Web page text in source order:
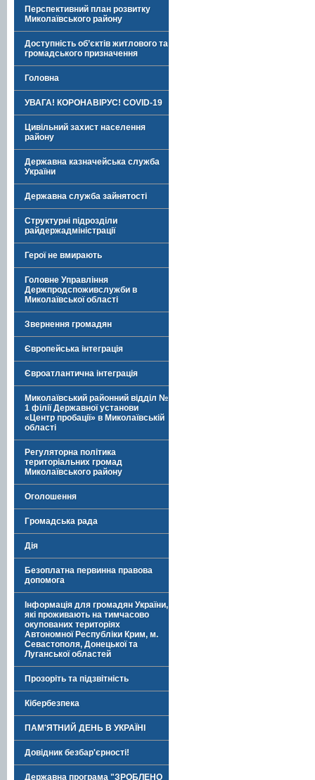
Перспективний план розвитку
Миколаївського району
Доступність об’єктів житлового та
громадського призначення
Головна
УВАГА! КОРОНАВІРУС! COVID-19
Цивільний захист населення
району
Державна казначейська служба
України
Державна служба зайнятості
Структурні підрозділи
райдержадміністрації
Герої не вмирають
Головне Управління
Держпродспоживслужби в
Миколаївської області
Звернення громадян
Європейська інтеграція
Євроатлантична інтеграція
Миколаївський районний відділ №
1 філії Державної установи
«Центр пробації» в Миколаївській
області
Регуляторна політика
територіальних громад
Миколаївського району
Оголошення
Громадська рада
Дія
Безоплатна первинна правова
допомога
Інформація для громадян України,
які проживають на тимчасово
окупованих територіях
Автономної Республіки Крим, м.
Севастополя, Донецької та
Луганської областей
Прозоріть та підзвітність
Кібербезпека
ПАМ'ЯТНИЙ ДЕНЬ В УКРАЇНІ
Довідник безбар'єрності!
Державна програма "ЗРОБЛЕНО